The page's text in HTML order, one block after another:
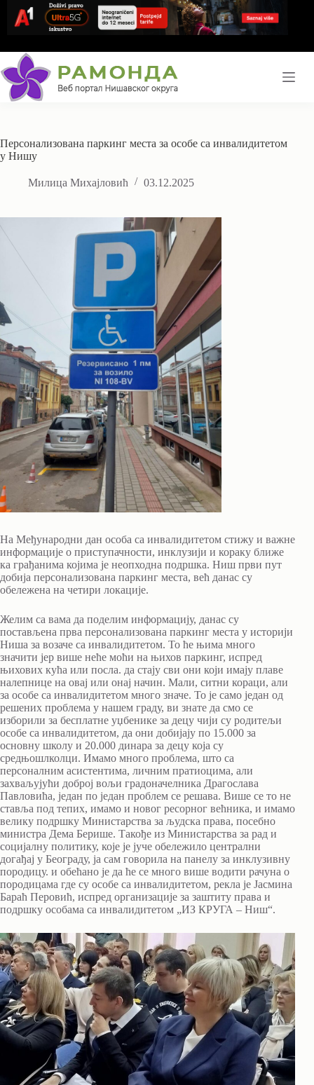
content
Персонализована паркинг места за особе са инвалидитетом
у Нишу
Милица Михајловић 03.12.2025
На Међународни дан особа са инвалидитетом стижу и важне
информације о приступачности, инклузији и кораку ближе
ка грађанима којима је неопходна подршка. Ниш први пут
добија персонализована паркинг места, већ данас су
обележена на четири локације.
Желим са вама да поделим информацију, данас су
постављена прва персонализована паркинг места у историји
Ниша за возаче са инвалидитетом. То ће њима много
значити јер више неће моћи на њихов паркинг, испред
њихових кућа или посла. да стају сви они који имају плаве
налепнице на овај или онај начин. Мали, ситни кораци, али
за особе са инвалидитетом много значе. То је само један од
решених проблема у нашем граду, ви знате да смо се
изборили за бесплатне уџбенике за децу чији су родитељи
особе са инвалидитетом, да они добијају по 15.000 за
основну школу и 20.000 динара за децу која су
средњошлколци. Имамо много проблема, што са
персоналним асистентима, личним пратиоцима, али
захваљујући доброј вољи градоначелника Драгослава
Павловића, један по један проблем се решава. Више се то не
ставља под тепих, имамо и новог ресорног већника, и имамо
велику подршку Министарства за људска права, посебно
министра Дема Берише. Такође из Министарства за рад и
социјалну политику, које је јуче обележило централни
догађај у Београду, ја сам говорила на панелу за инклузивну
породицу. и обећано је да ће се много више водити рачуна о
породицама где су особе са инвалидитетом, рекла је Јасмина
Бараћ Перовић, испред организације за заштиту права и
подршку особама са инвалидитетом „ИЗ КРУГА – Ниш“.